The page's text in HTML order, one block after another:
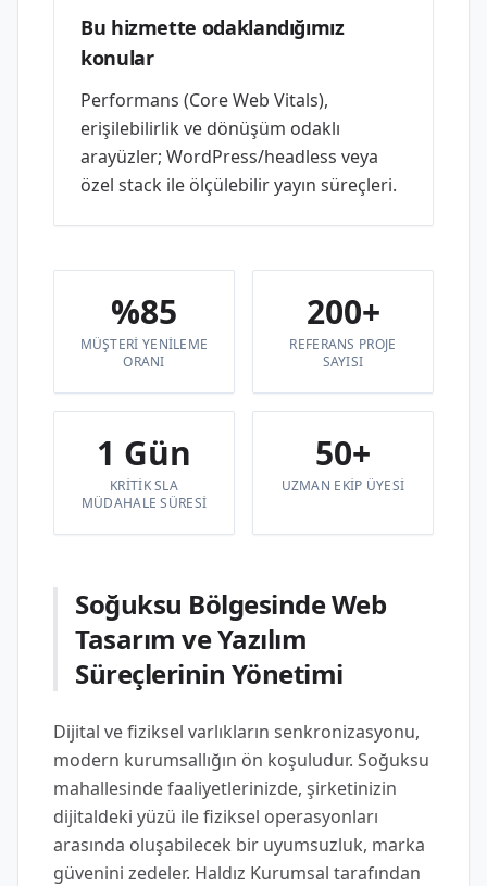
Bu hizmette odaklandığımız
konular
Performans (Core Web Vitals),
erişilebilirlik ve dönüşüm odaklı
arayüzler; WordPress/headless veya
özel stack ile ölçülebilir yayın süreçleri.
%85
MÜŞTERI YENILEME
ORANI
200+
REFERANS PROJE
SAYISI
1 Gün
KRITIK SLA
MÜDAHALE SÜRESI
50+
UZMAN EKIP ÜYESI
Soğuksu Bölgesinde Web
Tasarım ve Yazılım
Süreçlerinin Yönetimi
Dijital ve fiziksel varlıkların senkronizasyonu,
modern kurumsallığın ön koşuludur. Soğuksu
mahallesinde faaliyetlerinizde, şirketinizin
dijitaldeki yüzü ile fiziksel operasyonları
arasında oluşabilecek bir uyumsuzluk, marka
güvenini zedeler. Haldız Kurumsal tarafından